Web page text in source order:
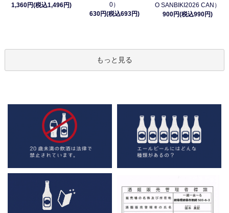
1,360円(税込1,496円)
0）
630円(税込693円)
O SANBIKI2026 CAN）
900円(税込990円)
もっと見る